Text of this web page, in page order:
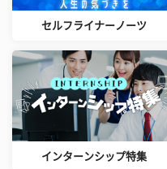
セルフライナーノーツ
インターンシップ特集